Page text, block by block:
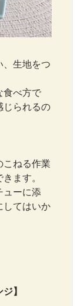
、生地をつ
食べ方で
じられるの
こねる作業
ます。
ューに添
してはいか
】